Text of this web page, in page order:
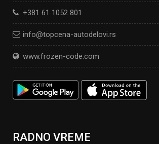
+381 61 1052 801
info@topcena-autodelovi.rs
www.frozen-code.com
RADNO VREME